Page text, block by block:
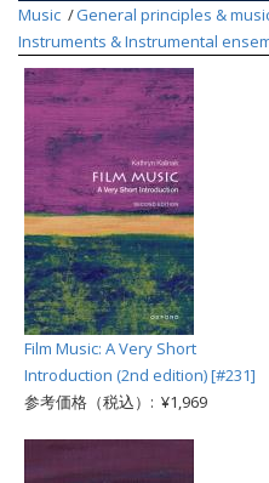
Music General principles &
Instruments & Instrumental
Film Music: A Very Short
Introduction (2nd edition) [#231]
参考価格（税込）: ¥1,969